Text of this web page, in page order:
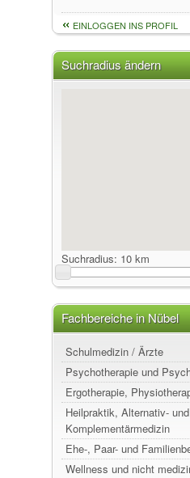
EINLOGGEN INS PROFIL
Suchradius ändern
Suchradius: 10 km
Fachbereiche in Nübel
Schulmedizin / Ärzte
Psychotherapie und
Ergotherapie,
Heilpraktik, Alternativ- und
Komplementärmedizin
Ehe-, Paar- und
Wellness und nicht